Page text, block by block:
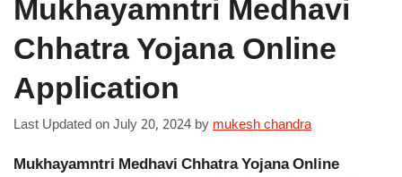
Mukhayamntri Medhavi
Chhatra Yojana Online
Application
Last Updated on July 20, 2024 by mukesh chandra
Mukhayamntri Medhavi Chhatra Yojana Online